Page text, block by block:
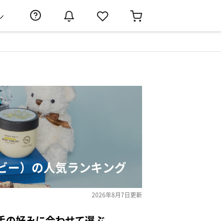
ー）の人気ランキング
2026年8月7日更新